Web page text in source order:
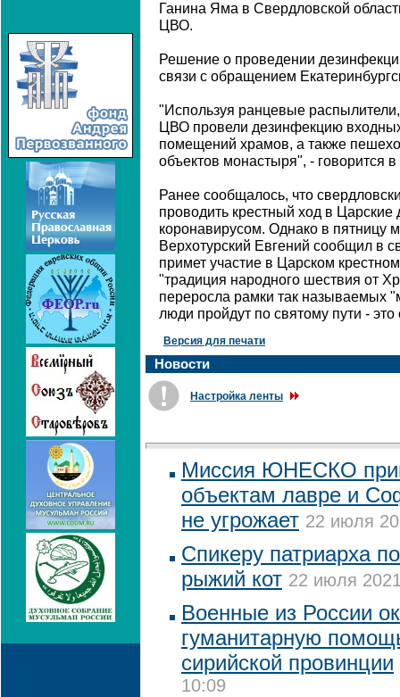
Ганина Яма в Свердловской
ЦВО.
Решение о проведении
связи с обращением
"Используя ранцевые
ЦВО провели дезинфекцию
помещений храмов, а также
объектов монастыря", - говорится
Ранее сообщалось, что
проводить крестный ход в Царские
коронавирусом. Однако в пятницу
Верхотурский Евгений сообщил в
примет участие в Царском
"традиция народного шествия от
переросла рамки так называемых
люди пройдут по святому пути - это
Версия для печати
Новости
Настройка ленты
Миссия ЮНЕСКО
объектам лавре и
не угрожает 22 июля
Спикеру патриарха
рыжий кот 22 июля
Военные из России
гуманитарную
сирийской провинции
10:09